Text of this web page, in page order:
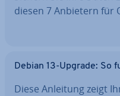
diesen 7 Anbietern für
Debian 13-Upgrade:
Diese Anleitung zeigt